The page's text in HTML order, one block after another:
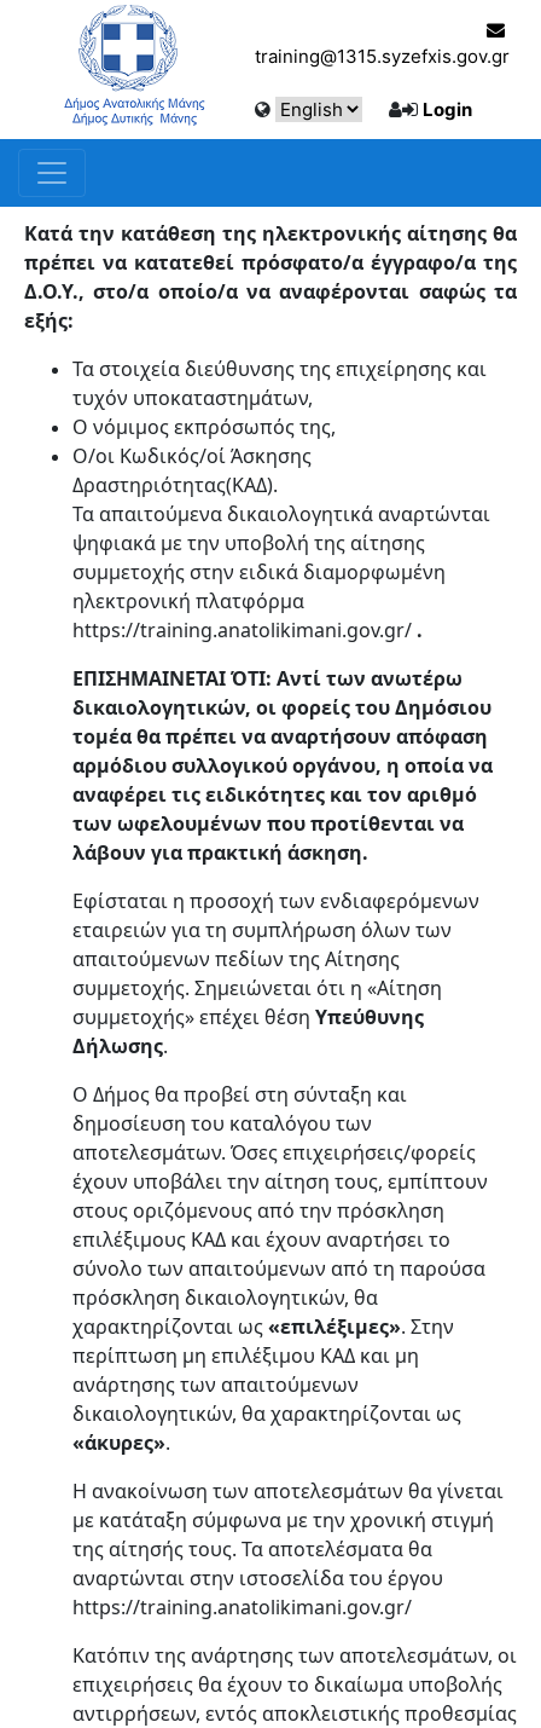
training@1315.syzefxis.gov.gr
Login
Κατά την κατάθεση της ηλεκτρονικής αίτησης θα
πρέπει να κατατεθεί πρόσφατο/α έγγραφο/α της
Δ.Ο.Υ., στο/α οποίο/α να αναφέρονται σαφώς τα
εξής:
Τα στοιχεία διεύθυνσης της επιχείρησης και
τυχόν υποκαταστημάτων,
Ο νόμιμος εκπρόσωπός της,
Ο/οι Κωδικός/οί Άσκησης
Δραστηριότητας(ΚΑΔ).
Τα απαιτούμενα δικαιολογητικά αναρτώνται
ψηφιακά με την υποβολή της αίτησης
συμμετοχής στην ειδικά διαμορφωμένη
ηλεκτρονική πλατφόρμα
https://training.anatolikimani.gov.gr/ .
ΕΠΙΣΗΜΑΙΝΕΤΑΙ ΌΤΙ: Αντί των ανωτέρω
δικαιολογητικών, οι φορείς του Δημόσιου
τομέα θα πρέπει να αναρτήσουν απόφαση
αρμόδιου συλλογικού οργάνου, η οποία να
αναφέρει τις ειδικότητες και τον αριθμό
των ωφελουμένων που προτίθενται να
λάβουν για πρακτική άσκηση.
Εφίσταται η προσοχή των ενδιαφερόμενων
εταιρειών για τη συμπλήρωση όλων των
απαιτούμενων πεδίων της Αίτησης
συμμετοχής. Σημειώνεται ότι η «Αίτηση
συμμετοχής» επέχει θέση Υπεύθυνης
Δήλωσης.
Ο Δήμος θα προβεί στη σύνταξη και
δημοσίευση του καταλόγου των
αποτελεσμάτων. Όσες επιχειρήσεις/φορείς
έχουν υποβάλει την αίτηση τους, εμπίπτουν
στους οριζόμενους από την πρόσκληση
επιλέξιμους ΚΑΔ και έχουν αναρτήσει το
σύνολο των απαιτούμενων από τη παρούσα
πρόσκληση δικαιολογητικών, θα
χαρακτηρίζονται ως«επιλέξιμες». Στην
περίπτωση μη επιλέξιμου ΚΑΔ και μη
ανάρτησης των απαιτούμενων
δικαιολογητικών, θα χαρακτηρίζονται ως
«άκυρες».
Η ανακοίνωση των αποτελεσμάτων θα γίνεται
με κατάταξη σύμφωνα με την χρονική στιγμή
της αίτησής τους. Τα αποτελέσματα θα
αναρτώνται στην ιστοσελίδα του έργου
https://training.anatolikimani.gov.gr/
Κατόπιν της ανάρτησης των αποτελεσμάτων, οι
επιχειρήσεις θα έχουν το δικαίωμα υποβολής
αντιρρήσεων, εντός αποκλειστικής προθεσμίας